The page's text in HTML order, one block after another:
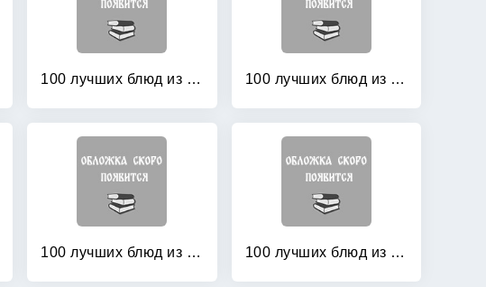
100 лучших блюд из жареного мяса 100 лучших блюд из индейки
100 лучших блюд из птицы 100 лучших блюд из свинины